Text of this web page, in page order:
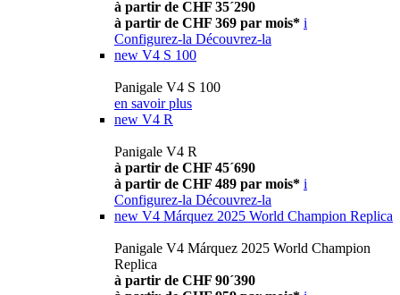
à partir de CHF 35´290
à partir de CHF 369 par mois* i
Configurez-la Découvrez-la
new V4 S 100
Panigale V4 S 100
en savoir plus
new V4 R
Panigale V4 R
à partir de CHF 45´690
à partir de CHF 489 par mois* i
Configurez-la Découvrez-la
new V4 Márquez 2025 World Champion Replica
Panigale V4 Márquez 2025 World Champion
Replica
à partir de CHF 90´390